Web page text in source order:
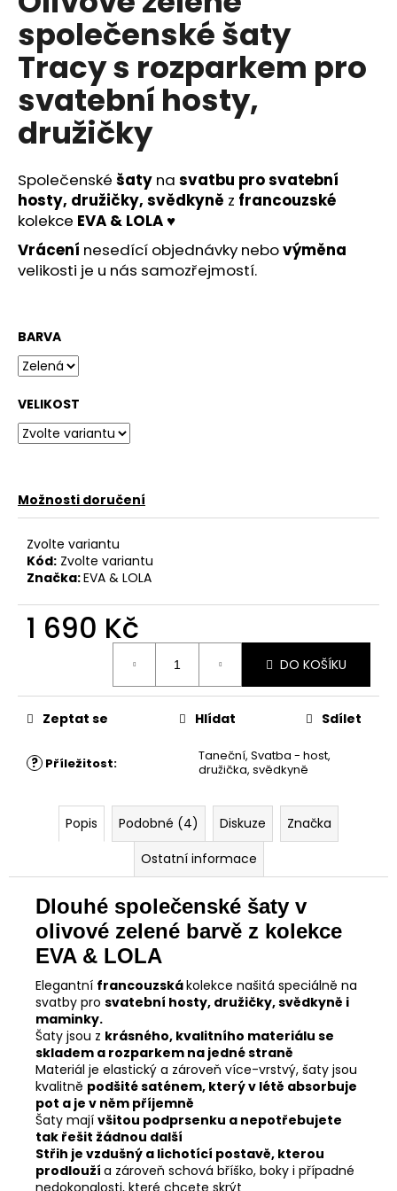
společenské šaty
Tracy s rozparkem pro
svatební hosty,
družičky
Společenské šaty na svatbu pro svatební
hosty, družičky, svědkyně z francouzské
kolekce EVA & LOLA ♥
Vrácení nesedící objednávky nebovýměna
velikosti je u nás samozřejmostí.
BARVA
VELIKOST
Možnosti doručení
Zvolte variantu
Kód: Zvolte variantu
Značka:EVA & LOLA
1 690 Kč
DO KOŠÍKU
? Příležitost: Taneční, Svatba - host,
družička, svědkyně
Zeptat se Hlídat Sdílet
Popis Podobné (4) Diskuze
Značka
Ostatní informace
Dlouhé společenské šaty v
olivové zelené barvě z kolekce
EVA & LOLA
Elegantní francouzskákolekce našitá speciálně na
svatby pro svatební hosty, družičky, svědkyně i
maminky.
Šaty jsou z krásného, kvalitního materiálu se
skladem a rozparkem na jedné straně
Materiál je elastický a zároveň více-vrstvý, šaty jsou
kvalitně podšité saténem, který v létě absorbuje
pot a je v něm příjemně
Šaty mají všitou podprsenku a nepotřebujete
tak řešit žádnou další
Střih je vzdušný a lichotící postavě, kterou
prodlouží a zároveň schová bříško, boky i případné
u
j
e
m
e
ŠATY
EVA
LOLA
290
Kč